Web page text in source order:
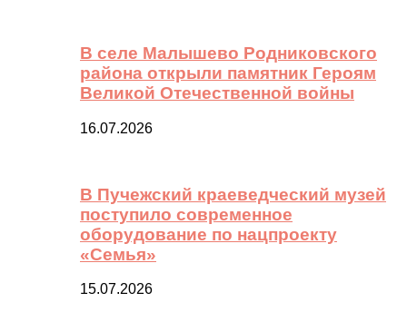
В селе Малышево Родниковского
района открыли памятник Героям
Великой Отечественной войны
16.07.2026
В Пучежский краеведческий музей
поступило современное
оборудование по нацпроекту
«Семья»
15.07.2026